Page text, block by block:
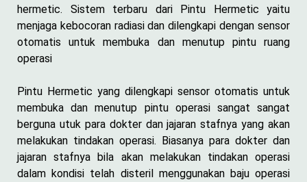
hermetic. Sistem terbaru dari Pintu Hermetic yaitu
menjaga kebocoran radiasi dan dilengkapi dengan sensor
otomatis untuk membuka dan menutup pintu ruang
operasi
Pintu Hermetic yang dilengkapi sensor otomatis untuk
membuka dan menutup pintu operasi sangat sangat
berguna utuk para dokter dan jajaran stafnya yang akan
melakukan tindakan operasi. Biasanya para dokter dan
jajaran stafnya bila akan melakukan tindakan operasi
dalam kondisi telah disteril menggunakan baju operasi